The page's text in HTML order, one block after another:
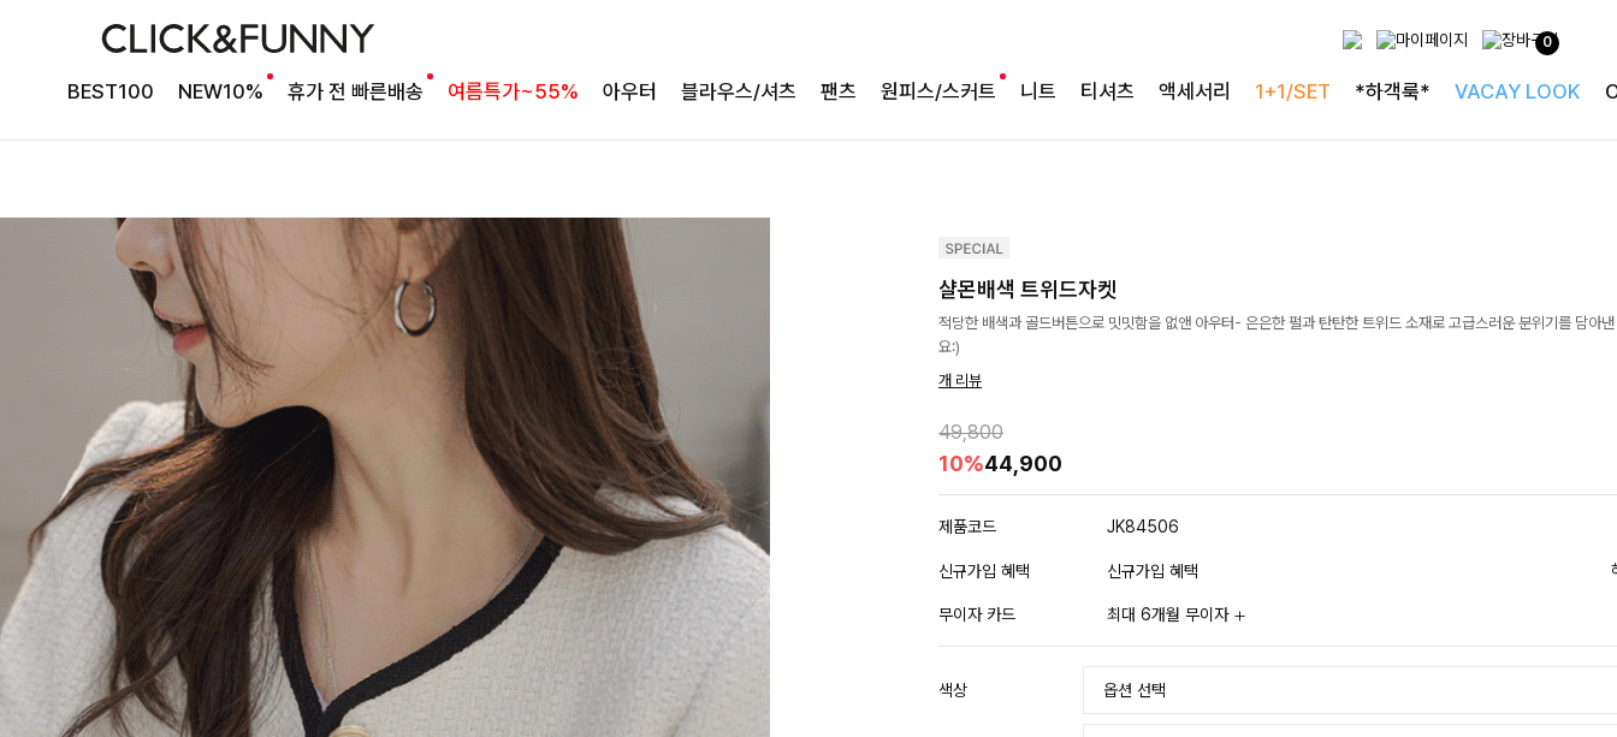
0
BEST100 NEW10% 휴가 전 빠른배송 여름특가~55% 아우터 블라우스/셔츠 팬츠 원피스/스커트 니트 티셔츠 액세서리 1+1/SET *하객룩* VACAY LOOK
샬몬배색 트위드자켓
적당한 배색과 골드버튼으로 밋밋함을 없앤 아우터- 은은한 펄과 탄탄한 트위드 소재로 고급스러운 분위기를 담아
요:)
개 리뷰
49,800
10%44,900
제품코드 JK84506
신규가입 혜택 신규가입 혜택
무이자 카드 최대 6개월 무이자
색상